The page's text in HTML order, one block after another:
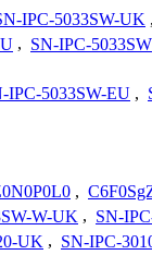
IPC-5033SW-UK ,
, SN-IPC-5033SW
IPC-5033SW-EU ,
,
W-UK , SN-
UK , SN-IPC-